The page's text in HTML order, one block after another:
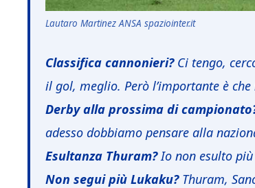
Lautaro Martinez ANSA spaziointer.it
Classifica cannonieri?Ci tengo,
il gol, meglio. Però l’importante è che
Derby alla prossima di
adesso dobbiamo pensare alla
Esultanza Thuram?Io non esulto
Non segui più Lukaku?Thuram,